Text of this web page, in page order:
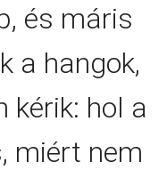
és máris
a hangok,
kérik: hol a
miért nem